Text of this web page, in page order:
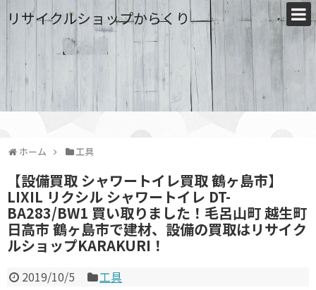
リサイクルショップからくり
ホーム 工具
【設備買取 シャワートイレ買取 鶴ヶ島市】
LIXIL リクシル シャワートイレ DT-
BA283/BW1 買い取りました！毛呂山町 越生町
日高市 鶴ヶ島市で建材、設備の買取はリサイク
ルショップKARAKURI！
2019/10/5 工具